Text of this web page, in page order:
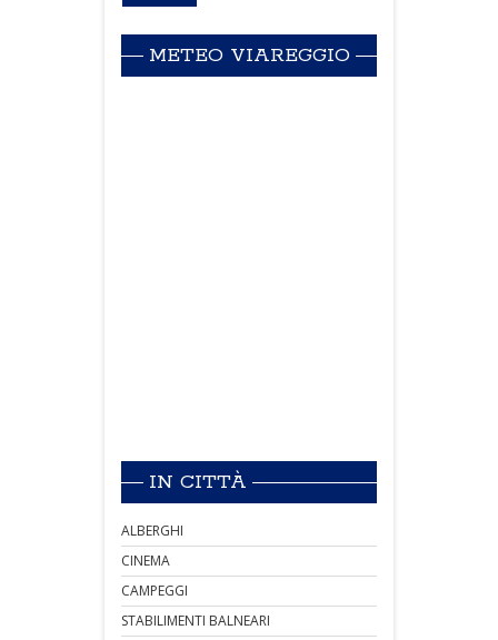
METEO VIAREGGIO
IN CITTÀ
ALBERGHI
CINEMA
CAMPEGGI
STABILIMENTI BALNEARI